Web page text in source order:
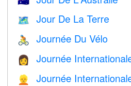
🗺️ Jour De La Terre
🚴 Journée Du Vélo
👩 Journée
👱 Journée